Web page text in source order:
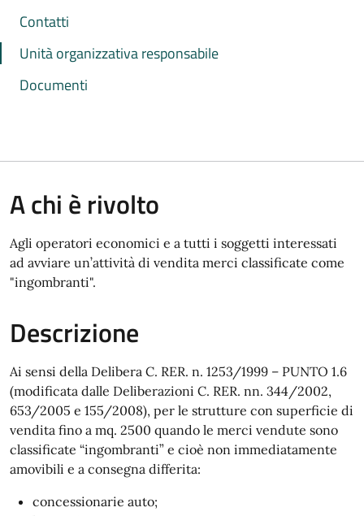
Contatti
Unità organizzativa responsabile
Documenti
A chi è rivolto
Agli operatori economici e a tutti i soggetti interessati
ad avviare un’attività di vendita merci classificate come
"ingombranti".
Descrizione
Ai sensi della Delibera C. RER. n. 1253/1999 – PUNTO 1.6
(modificata dalle Deliberazioni C. RER. nn. 344/2002,
653/2005 e 155/2008), per le strutture con superficie di
vendita fino a mq. 2500 quando le merci vendute sono
classificate “ingombranti” e cioè non immediatamente
amovibili e a consegna differita:
concessionarie auto;